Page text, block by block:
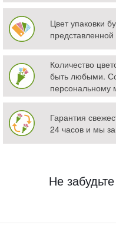
Цвет упаковки
Количество
быть любыми.
персональному
Гарантия
24 часов и мы
Не